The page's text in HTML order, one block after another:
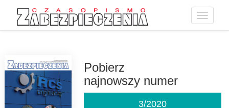
Toggle
Pobierz
najnowszy numer
3/2020